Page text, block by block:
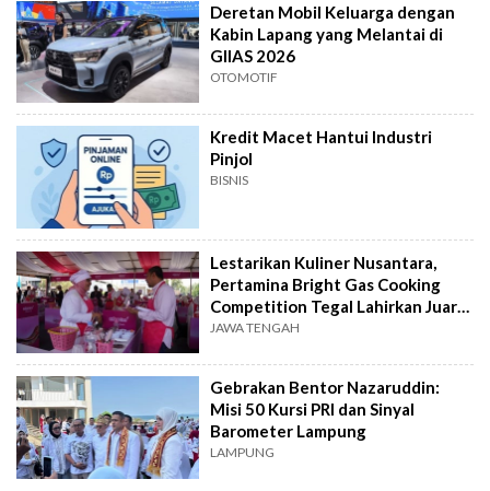
Deretan Mobil Keluarga dengan
Kabin Lapang yang Melantai di
GIIAS 2026
OTOMOTIF
Kredit Macet Hantui Industri
Pinjol
BISNIS
Lestarikan Kuliner Nusantara,
Pertamina Bright Gas Cooking
Competition Tegal Lahirkan Juara
Baru
JAWA TENGAH
Gebrakan Bentor Nazaruddin:
Misi 50 Kursi PRI dan Sinyal
Barometer Lampung
LAMPUNG